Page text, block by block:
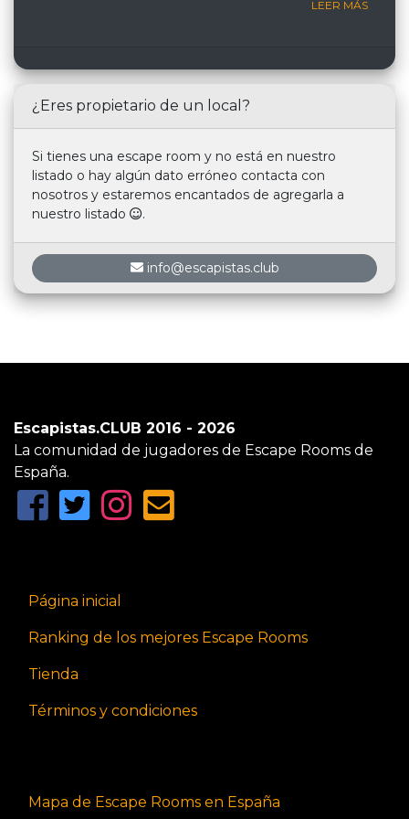
LEER MÁS
¿Eres propietario de un local?
Si tienes una escape room y no está en nuestro
listado o hay algún dato erróneo contacta con
nosotros y estaremos encantados de agregarla a
nuestro listado
.
info@escapistas.club
Escapistas.CLUB 2016 - 2026
La comunidad de jugadores de Escape Rooms de
España.
Página inicial
Ranking de los mejores Escape Rooms
Tienda
Términos y condiciones
Mapa de Escape Rooms en España